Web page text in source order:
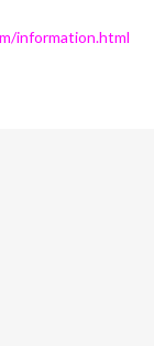
information.html